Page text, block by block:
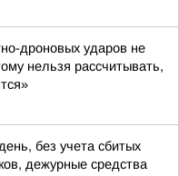
дроновых ударов не
нельзя рассчитывать,
без учета сбитых
дежурные средства